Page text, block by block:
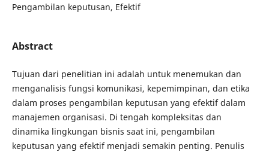
Pengambilan keputusan, Efektif
Abstract
Tujuan dari penelitian ini adalah untuk menemukan dan
menganalisis fungsi komunikasi, kepemimpinan, dan etika
dalam proses pengambilan keputusan yang efektif dalam
manajemen organisasi. Di tengah kompleksitas dan
dinamika lingkungan bisnis saat ini, pengambilan
keputusan yang efektif menjadi semakin penting. Penulis